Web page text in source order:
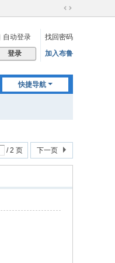
切
到
宽
自动登录
找回密码
登录 加入布鲁
快捷导航
/ 2 页 下一页